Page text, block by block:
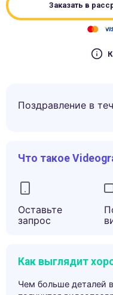
Заказать в
Поздравление в
Что такое
Оставьте
запрос
Как выглядит
Чем больше деталей